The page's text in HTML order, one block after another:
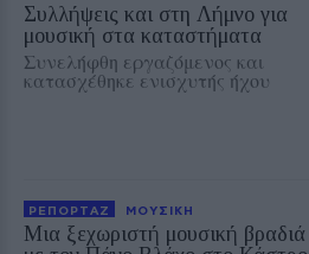
Συλλήψεις και στη Λήμνο για
μουσική στα καταστήματα
Συνελήφθη εργαζόμενος και
κατασχέθηκε ενισχυτής ήχου
ΡΕΠΟΡΤΑΖ ΜΟΥΣΙΚΗ
Μια ξεχωριστή μουσική βραδιά